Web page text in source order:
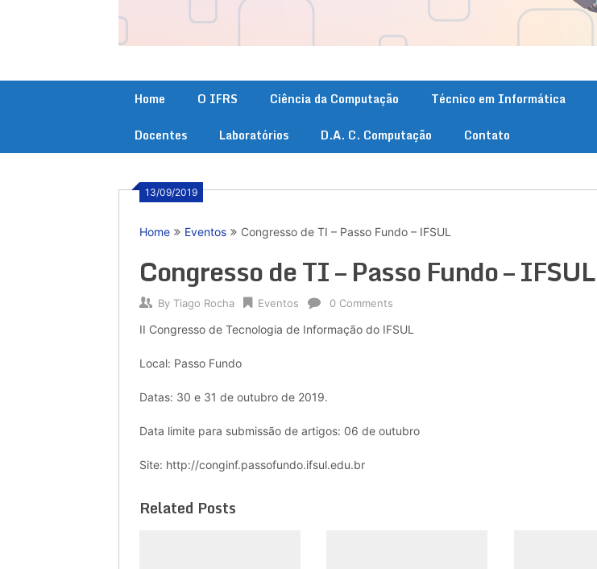
Home O IFRS Ciência da Computação Técnico em Informática
Docentes
Laboratórios D.A. C. Computação Contato
13/09/2019
Home Eventos Congresso de TI – Passo Fundo – IFSUL
Congresso de TI – Passo Fundo – IFSUL
By Tiago Rocha Eventos 0 Comments
II Congresso de Tecnologia de Informação do IFSUL
Local: Passo Fundo
Datas: 30 e 31 de outubro de 2019.
Data limite para submissão de artigos: 06 de outubro
Site: http://conginf.passofundo.ifsul.edu.br
Related Posts